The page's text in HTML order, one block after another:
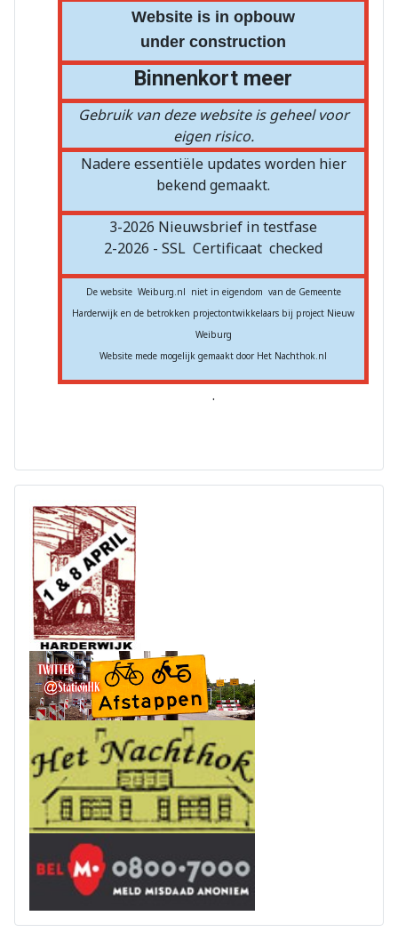
Website is in opbouw
under construction
Binnenkort meer
Gebruik van deze website is geheel voor
eigen risico.
Nadere essentiële updates worden hier
bekend gemaakt.
3-2026 Nieuwsbrief in testfase
2-2026 - SSL Certificaat checked
De website Weiburg.nl niet in eigendom van de Gemeente
Harderwijk en de betrokken projectontwikkelaars bij project Nieuw
Weiburg
Website mede mogelijk gemaakt door Het Nachthok.nl
.